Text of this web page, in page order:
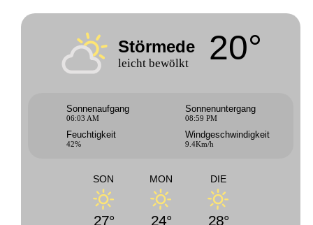
Störmede
leicht bewölkt 20°
Sonnenaufgang
06:03 AM
Sonnenuntergang
08:59 PM
Feuchtigkeit
42%
Windgeschwindigkeit
9.4Km/h
SON
27°
MON
24°
DIE
28°